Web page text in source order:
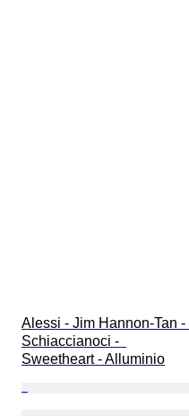
Alessi - Jim Hannon-Tan -
Schiaccianoci -
Sweetheart - Alluminio